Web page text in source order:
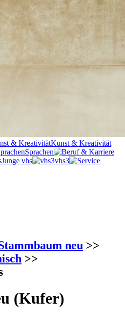
Kunst & Kreativität
Sprachen
Junge vhs
vhs3
neu >>
>>
(Kufer)